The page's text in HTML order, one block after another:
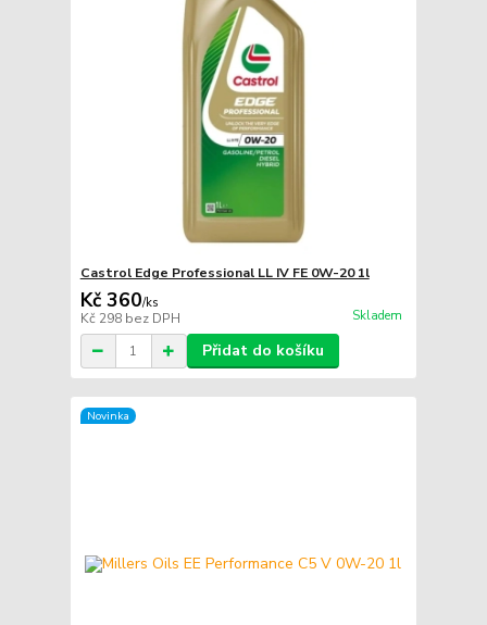
Castrol Edge Professional LL IV FE 0W-20 1l
Kč 360/ks
Kč 298 bez DPH Skladem
Přidat do košíku
Novinka